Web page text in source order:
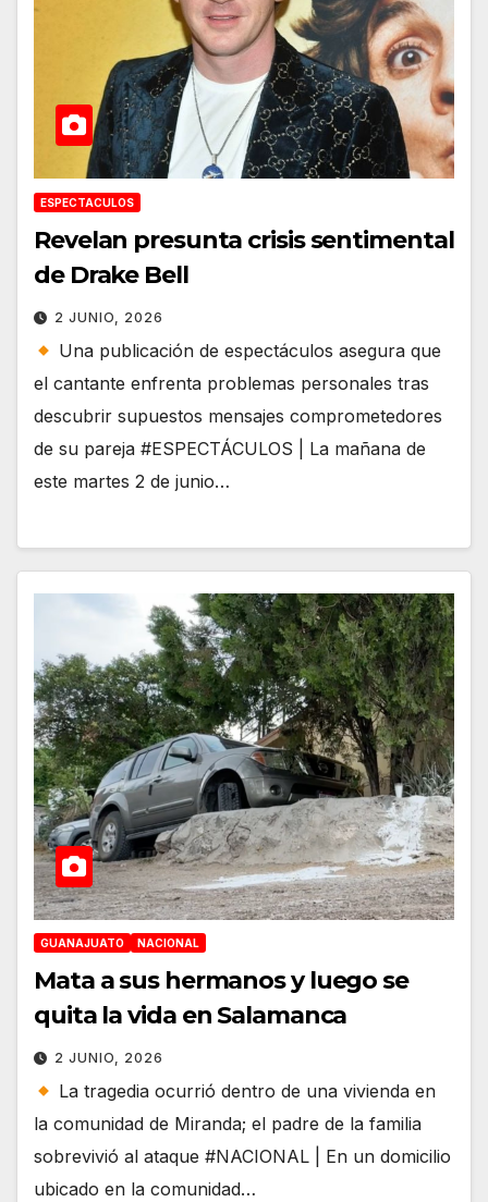
ESPECTACULOS
Revelan presunta crisis sentimental
de Drake Bell
2 JUNIO, 2026
Una publicación de espectáculos asegura que
el cantante enfrenta problemas personales tras
descubrir supuestos mensajes comprometedores
de su pareja #ESPECTÁCULOS | La mañana de
este martes 2 de junio…
GUANAJUATO NACIONAL
Mata a sus hermanos y luego se
quita la vida en Salamanca
2 JUNIO, 2026
La tragedia ocurrió dentro de una vivienda en
la comunidad de Miranda; el padre de la familia
sobrevivió al ataque #NACIONAL | En un domicilio
ubicado en la comunidad…